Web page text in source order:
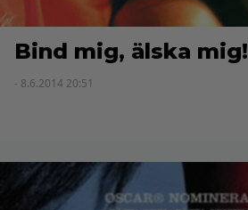
Bind mig, älska mig!
- 8.6.2014 20:51